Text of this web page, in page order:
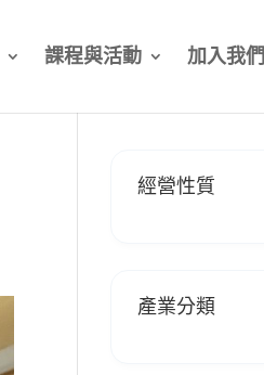
課程與活動 加入我們
經營性質
產業分類